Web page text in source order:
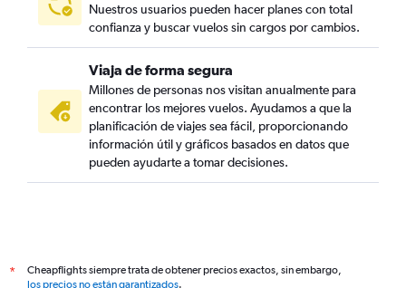
Nuestros usuarios pueden hacer planes con total
confianza y buscar vuelos sin cargos por cambios.
Viaja de forma segura
Millones de personas nos visitan anualmente para
encontrar los mejores vuelos. Ayudamos a que la
planificación de viajes sea fácil, proporcionando
información útil y gráficos basados en datos que
pueden ayudarte a tomar decisiones.
*
Cheapflights siempre trata de obtener precios exactos, sin embargo,
los precios no están garantizados.